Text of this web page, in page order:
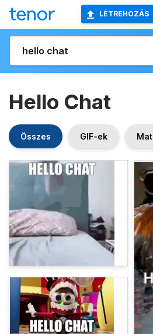
LÉTREHOZÁS
Hello Chat
Összes GIF-ek